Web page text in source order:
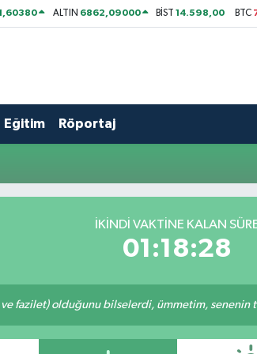
ALTIN 6862,09000 BİST14.598,00 BTC
Eğitim Röportaj
İKINDI VAKTİNE KALAN
01:18:28
ve fazilet) olduğunu bilselerdi, ümmetim, senenin